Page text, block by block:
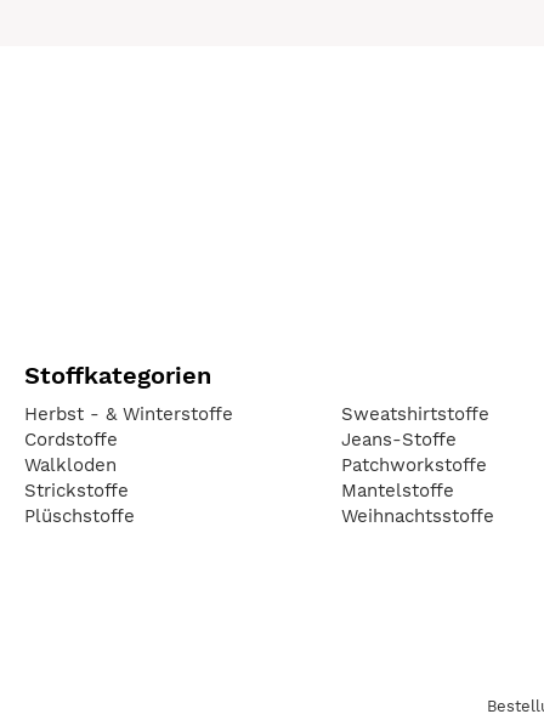
Stoffkategorien
Herbst - & Winterstoffe
Cordstoffe
Walkloden
Strickstoffe
Plüschstoffe
Sweatshirtstoffe
Jeans-Stoffe
Patchworkstoffe
Mantelstoffe
Weihnachtsstoffe